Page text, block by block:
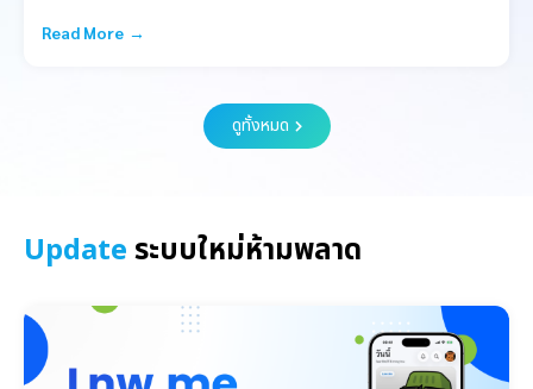
Read More →
ดูทั้งหมด
Updateระบบใหม่ห้ามพลาด